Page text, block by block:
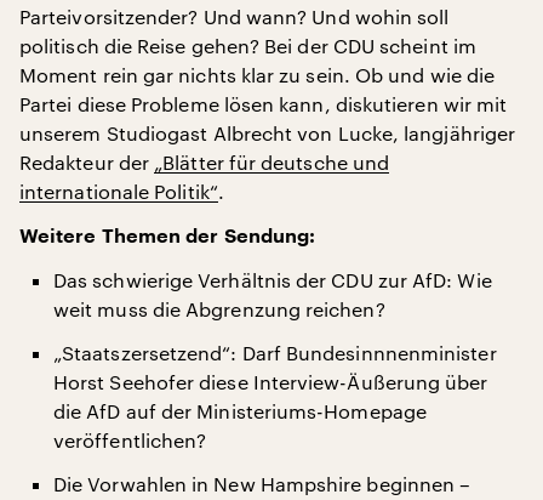
Parteivorsitzender? Und wann? Und wohin soll
politisch die Reise gehen? Bei der CDU scheint im
Moment rein gar nichts klar zu sein. Ob und wie die
Partei diese Probleme lösen kann, diskutieren wir mit
unserem Studiogast Albrecht von Lucke, langjähriger
Redakteur der „Blätter für deutsche und
internationale Politik“.
Weitere Themen der Sendung:
Das schwierige Verhältnis der CDU zur AfD: Wie
weit muss die Abgrenzung reichen?
„Staatszersetzend“: Darf Bundesinnnenminister
Horst Seehofer diese Interview-Äußerung über
die AfD auf der Ministeriums-Homepage
veröffentlichen?
Die Vorwahlen in New Hampshire beginnen –